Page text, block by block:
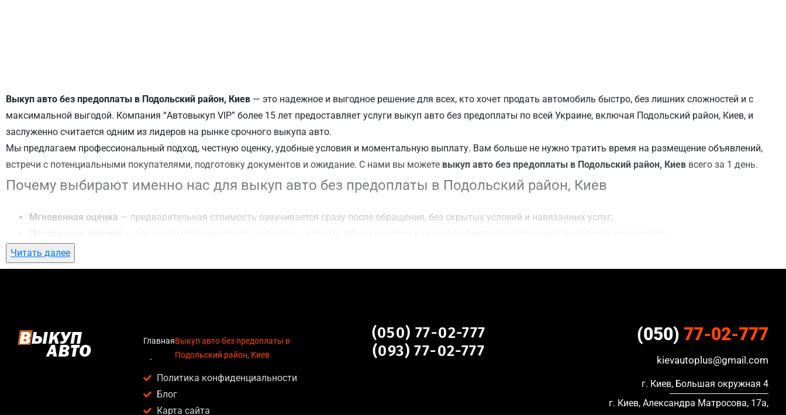
Выкуп авто без предоплаты в Подольский район, Киев — это надежное и выгодное решение для всех, кто хочет продать автомобиль быстро, без лишних сложностей и с
максимальной выгодой. Компания “Автовыкуп VIP” более 15 лет предоставляет услуги выкуп авто без предоплаты по всей Украине, включая Подольский район, Киев, и
заслуженно считается одним из лидеров на рынке срочного выкупа авто.
Мы предлагаем профессиональный подход, честную оценку, удобные условия и моментальную выплату. Вам больше не нужно тратить время на размещение объявлений,
встречи с потенциальными покупателями, подготовку документов и ожидание. С нами вы можете выкуп авто без предоплаты в Подольский район, Киев всего за 1 день.
Почему выбирают именно нас для выкуп авто без предоплаты в Подольский район, Киев
Мгновенная оценка — предварительная стоимость озвучивается сразу после обращения, без скрытых условий и навязанных услуг;
Гибкий подход
Честные цены— предлагаем до 95% от рыночной стоимости даже за авто после аварии или с пробегом;
Кому подойдет выкуп авто без предоплаты в Подольский район, Киев
Услуга выкуп авто без предоплаты в Подольский район, Киев актуальна для:
Владельцев автомобилей после аварии, когда восстановление экономически нецелесообразно;
Читать далее
ГлавнаяВыкуп авто без предоплаты в
Подольский район, Киев
Политика конфиденциальности
Блог
Карта сайта
(050) 77-02-777
(093) 77-02-777
(050) 77-02-777
kievautoplus@gmail.com
г. Киев, Большая окружная 4
г. Киев, Александра Матросова, 17а,